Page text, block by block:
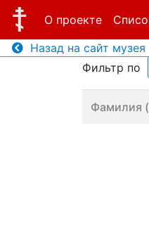
О проекте
Назад на сайт музея
Фильтр по
Фамилия